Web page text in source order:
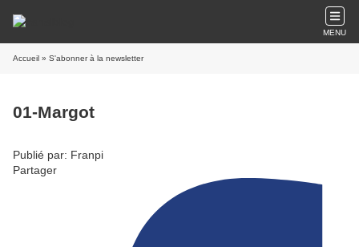
MENU
Accueil » S'abonner à la newsletter
01-Margot
Publié par: Franpi
Partager